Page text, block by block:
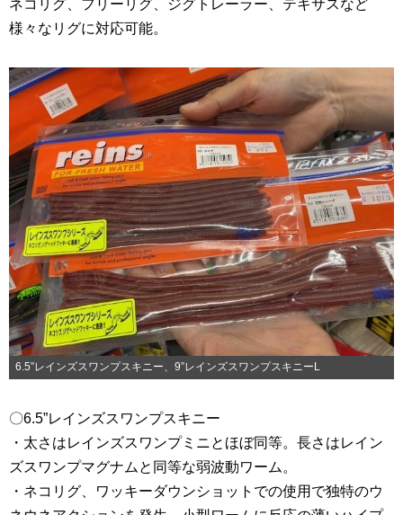
ネコリグ、フリーリグ、ジグトレーラー、テキサスなど
様々なリグに対応可能。
6.5”レインズスワンプスキニー、9”レインズスワンプスキニーL
〇6.5”レインズスワンプスキニー
・太さはレインズスワンプミニとほぼ同等。長さはレイン
ズスワンプマグナムと同等な弱波動ワーム。
・ネコリグ、ワッキーダウンショットでの使用で独特のウ